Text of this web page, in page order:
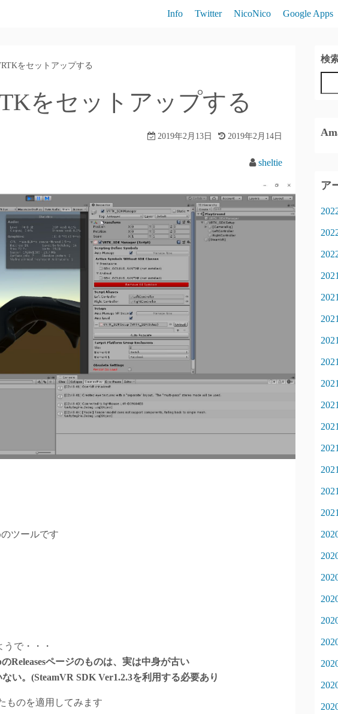
Info Twitter NicoNico
790Duke
Google Apps
をセットアップする
をセットアップする
2019年2月13日 2019年2月14日
sheltie
ツールです
で・・・
Releasesページのものは、実は中身が古い
。(SteamVR SDK Ver1.2.3を利用する必要あり
ものを適用してみます
検
ア